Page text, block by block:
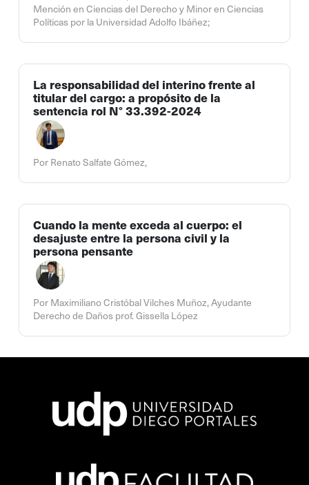
Mención en Ciencias del Derecho y Minor en Ciencias
Políticas por la Universidad Adolfo Ibáñez;
La responsabilidad del interino frente al
titular del cargo: a propósito de la
sentencia rol N° 33.392-2024
Por Renato Salfate Gómez,
Cuando la mente exceda al cuerpo: el
desajuste entre la persona civil y la
persona pensante
Por Maximiliano Cristóbal Vilches Muñoz, Ayudante
Derecho de Daños prof. Gissella López